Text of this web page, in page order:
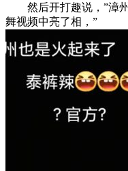
然后开打趣说，”漳州
舞视频中亮了相，”